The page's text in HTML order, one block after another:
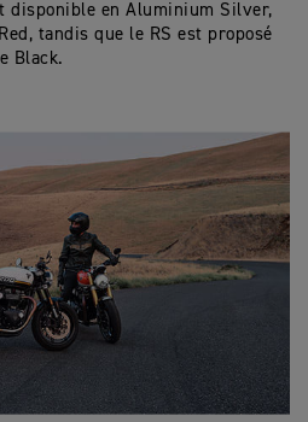
disponible en Aluminium Silver,
tandis que le RS est proposé
Black.